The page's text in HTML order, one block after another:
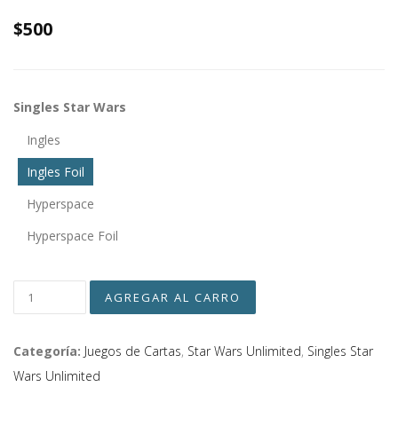
$500
Singles Star Wars
Ingles
Ingles Foil
Hyperspace
Hyperspace Foil
Categoría: Juegos de Cartas, Star Wars Unlimited, Singles Star
Wars Unlimited